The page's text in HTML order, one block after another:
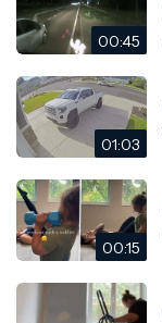
00:45
01:03
00:15